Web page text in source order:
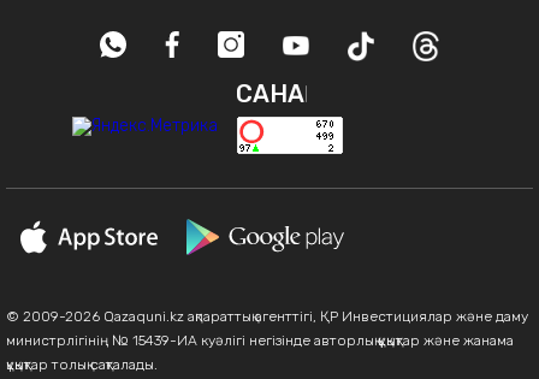
САНАҚ
© 2009-2026 Qazaquni.kz ақпараттық агенттігі, ҚР Инвестициялар және даму
министрлігінің № 15439-ИА куәлігі негізінде авторлық құқықтар және жанама
құқықтар толық сақталады.